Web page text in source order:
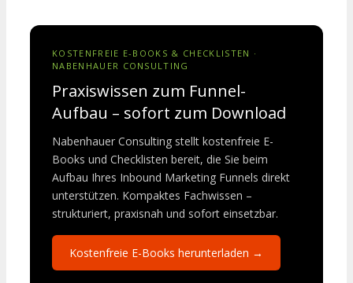
KOSTENFREIE E-BOOKS & CHECKLISTEN ·
NABENHAUER CONSULTING
Praxiswissen zum Funnel-
Aufbau – sofort zum Download
Nabenhauer Consulting stellt kostenfreie E-
Books und Checklisten bereit, die Sie beim
Aufbau Ihres Inbound Marketing Funnels direkt
unterstützen. Kompaktes Fachwissen –
strukturiert, praxisnah und sofort einsetzbar.
Kostenfreie E-Books herunterladen →